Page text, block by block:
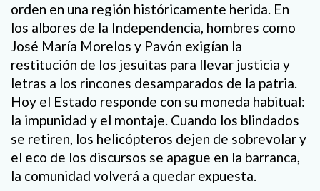
orden en una región históricamente herida. En
los albores de la Independencia, hombres como
José María Morelos y Pavón exigían la
restitución de los jesuitas para llevar justicia y
letras a los rincones desamparados de la patria.
Hoy el Estado responde con su moneda habitual:
la impunidad y el montaje. Cuando los blindados
se retiren, los helicópteros dejen de sobrevolar y
el eco de los discursos se apague en la barranca,
la comunidad volverá a quedar expuesta.